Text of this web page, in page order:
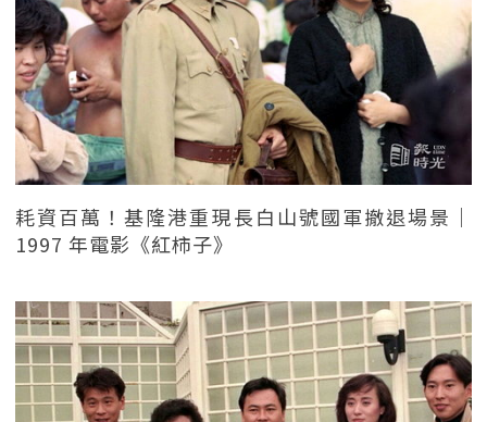
耗資百萬！基隆港重現長白山號國軍撤退場景｜
1997 年電影《紅柿子》